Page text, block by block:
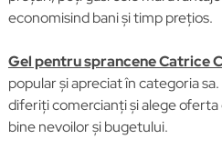
economisind bani și timp prețios.
Gel pentru sprancene Catrice
popular și apreciat în categoria
diferiți comercianți și alege
bine nevoilor și bugetului.